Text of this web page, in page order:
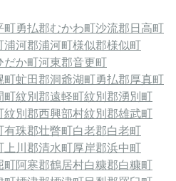
町勇払郡むかわ町沙流郡日高町
浦河郡浦河町様似郡様似町
だか町河東郡音更町
町虻田郡洞爺湖町勇払郡厚真町
町紋別郡遠軽町紋別郡湧別町
紋別郡西興部村紋別郡雄武町
有珠郡壮瞥町白老郡白老町
上川郡清水町厚岸郡浜中町
町阿寒郡鶴居村白糠郡白糠町